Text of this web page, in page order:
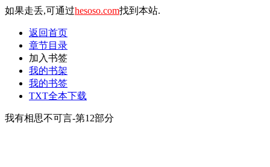
如果走丢,可通过hesoso.com找到本站.
返回首页
章节目录
加入书签
我的书架
我的书签
TXT全本下载
我有相思不可言-第12部分